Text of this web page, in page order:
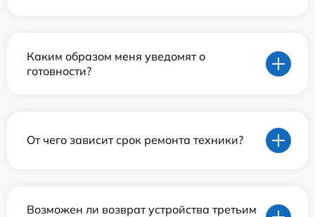
Каким образом меня уведомят о
готовности?
От чего зависит срок ремонта техники?
Возможен ли возврат устройства третьим